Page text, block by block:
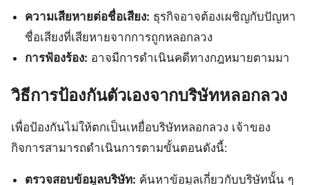
ความเสียหายต่อชื่อเสียง: ธุรกิจอาจต้องเผชิญกับปัญหา
ชื่อเสียงที่เสียหายจากการถูกหลอกลวง
การฟ้องร้อง: อาจมีการดำเนินคดีทางกฎหมายตามมา
วิธีการป้องกันตัวเองจากบริษัทหลอกลวง
เพื่อป้องกันไม่ให้ตกเป็นเหยื่อบริษัทหลอกลวง เจ้าของ
กิจการสามารถดำเนินการตามขั้นตอนดังนี้:
ตรวจสอบข้อมูลบริษัท: ค้นหาข้อมูลเกี่ยวกับบริษัทนั้น ๆ